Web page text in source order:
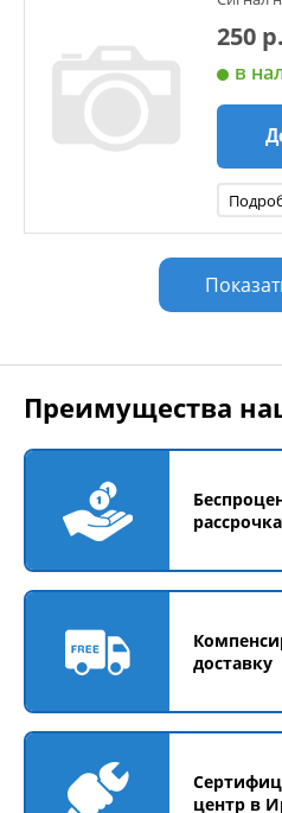
250 р.
в
Преимущества
доставку
центр в